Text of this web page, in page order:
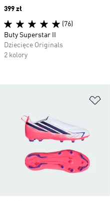
Price
399 zł
(76)
Buty Superstar II
Dziecięce Originals
2 kolory